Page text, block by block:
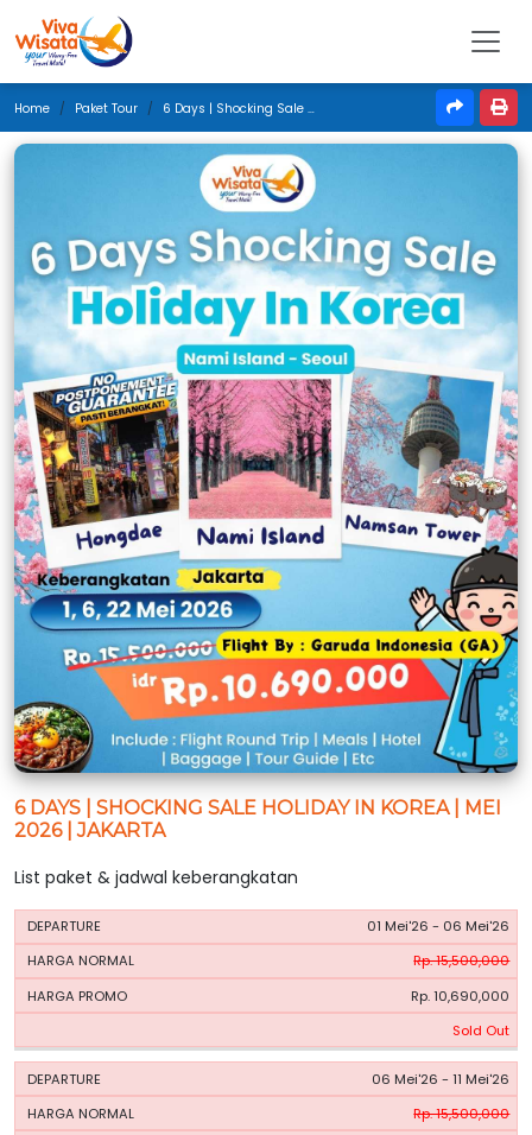
Home Paket Tour 6 Days | Shocking Sale Holiday In Korea | Mei 2026 | Jakarta
6 DAYS | SHOCKING SALE HOLIDAY IN KOREA | MEI
2026 | JAKARTA
List paket & jadwal keberangkatan
PERIODE
HARGA
01 Mei'26 - 06 Mei'26
Rp. 15,500,000
Rp. 10,690,000
Sold Out
06 Mei'26 - 11 Mei'26
Rp. 15,500,000